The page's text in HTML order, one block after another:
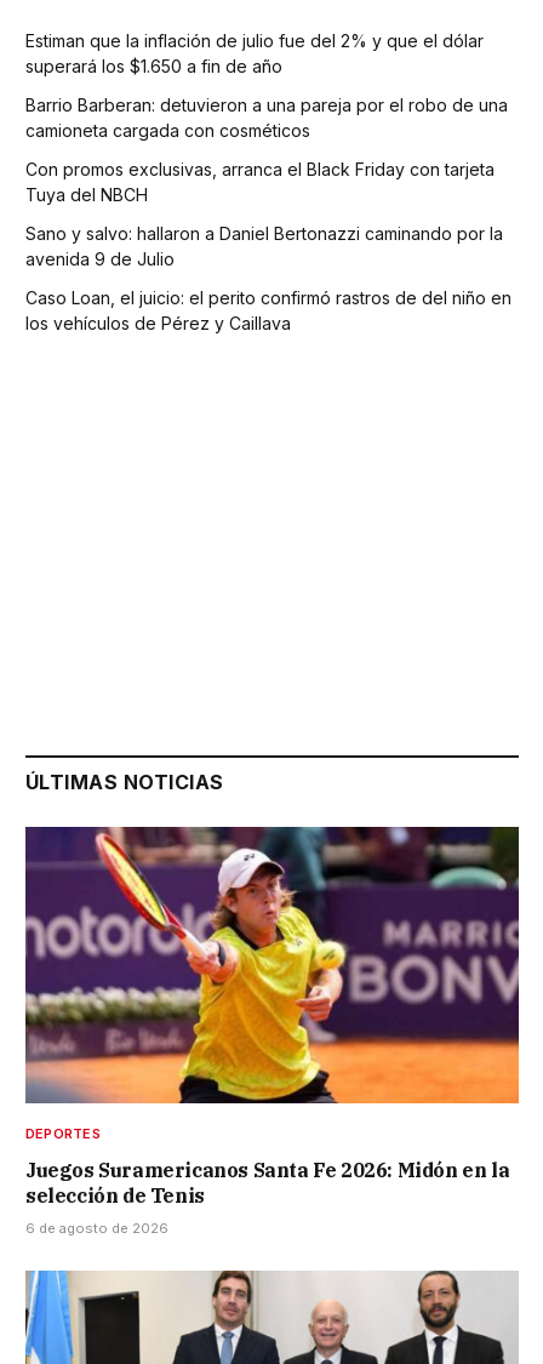
Estiman que la inflación de julio fue del 2% y que el dólar
superará los $1.650 a fin de año
Barrio Barberan: detuvieron a una pareja por el robo de una
camioneta cargada con cosméticos
Con promos exclusivas, arranca el Black Friday con tarjeta
Tuya del NBCH
Sano y salvo: hallaron a Daniel Bertonazzi caminando por la
avenida 9 de Julio
Caso Loan, el juicio: el perito confirmó rastros de del niño en
los vehículos de Pérez y Caillava
ÚLTIMAS NOTICIAS
DEPORTES
Juegos Suramericanos Santa Fe 2026: Midón en la
selección de Tenis
6 de agosto de 2026